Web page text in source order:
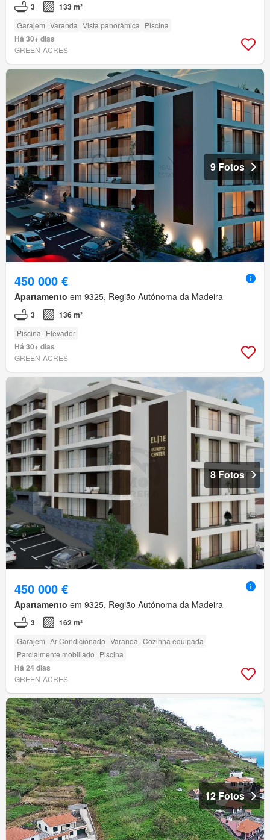
3 133 m²
Garajem Varanda Vista panorâmica Piscina
Há 30+ dias
GREEN-ACRES
9 Fotos
450 000 €
Apartamento em 9325, Região Autónoma da Madeira
3 136 m²
Piscina Elevador
Há 30+ dias
GREEN-ACRES
8 Fotos
450 000 €
Apartamento em 9325, Região Autónoma da Madeira
3 162 m²
Garajem Ar Condicionado Varanda Cozinha equipada
Parcialmente mobiliado Piscina
Há 24 dias
GREEN-ACRES
12 Fotos